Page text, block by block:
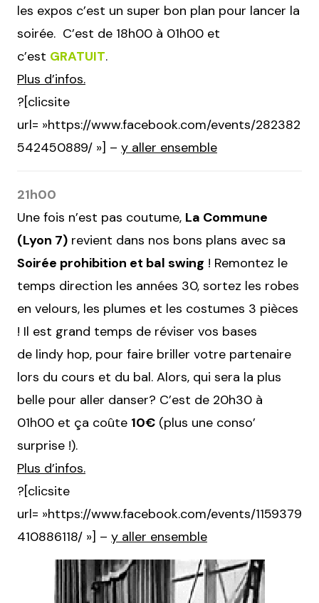
les expos c’est un super bon plan pour lancer la
soirée. C’est de 18h00 à 01h00 et
c’est GRATUIT.
Plus d’infos.
?[clicsite
url= »https://www.facebook.com/events/282382
542450889/ »] – y aller ensemble
21h00
Une fois n’est pas coutume, La Commune
(Lyon 7) revient dans nos bons plans avec sa
Soirée prohibition et bal swing ! Remontez le
temps direction les années 30, sortez les robes
en velours, les plumes et les costumes 3 pièces
! Il est grand temps de réviser vos bases
de lindy hop, pour faire briller votre partenaire
lors du cours et du bal. Alors, qui sera la plus
belle pour aller danser? C’est de 20h30 à
01h00 et ça coûte 10€ (plus une conso’
surprise !).
Plus d’infos.
?[clicsite
url= »https://www.facebook.com/events/1159379
410886118/ »] – y aller ensemble